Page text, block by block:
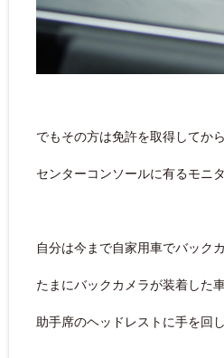
でもその方は免許を取得してか
センターコンソールに有るモニ
自分は今まで自家用車でバック
たまにバックカメラが装着した
助手席のヘッドレストに手を回